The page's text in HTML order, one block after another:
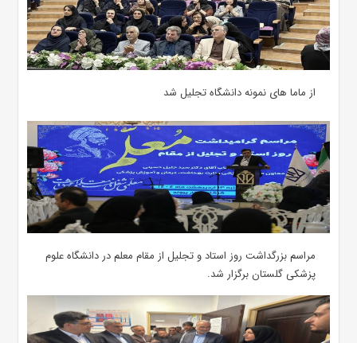
از ماما های نمونه دانشگاه تجلیل شد
مراسم بزرگداشت روز استاد و تجلیل از مقام معلم در دانشگاه علوم
پزشکی گلستان برگزار شد.‌